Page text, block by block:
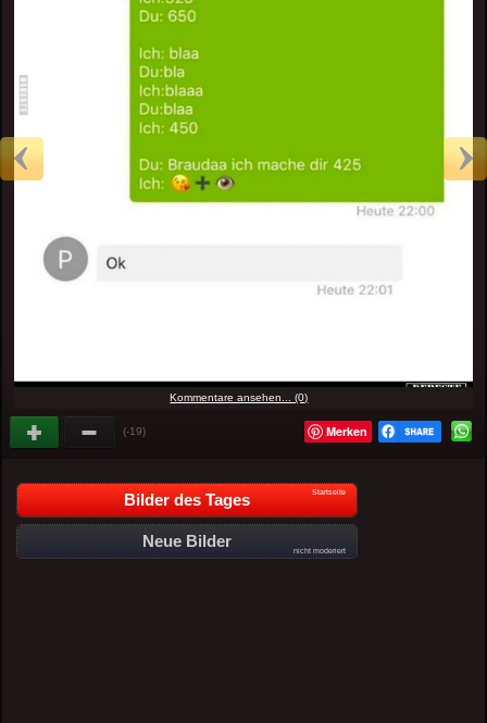
Kommentare ansehen... (0)
(-19) Merken
Bilder des Tages Startseite
Neue Bilder
nicht moderiert